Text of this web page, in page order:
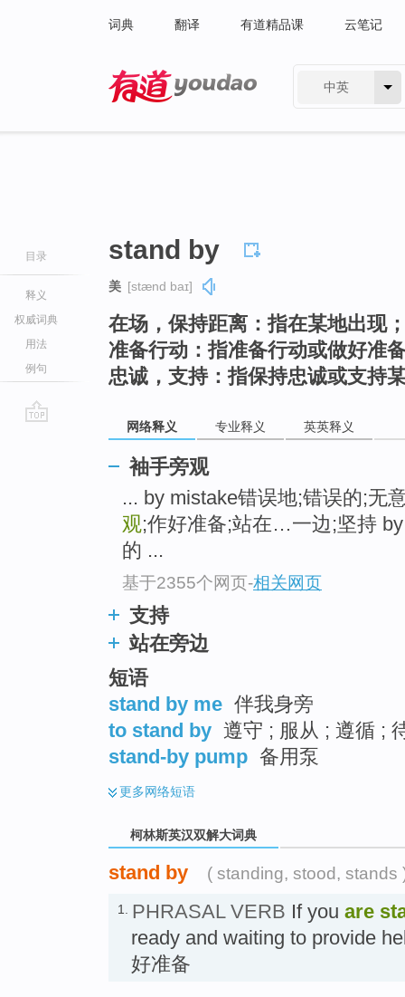
词典 翻译 有道精品课 云笔记
中英
目录
释义
权威词典
用法
例句
stand by
美 [stænd baɪ]
在场，保持距离：指在某地出现
准备行动：指准备行动或做好准
忠诚，支持：指保持忠诚或支持
网络释义 专业释义 英英释义
袖手旁观
... by mistake错误地;错误的;无
观;作好准备;站在…一边;坚持
的 ...
基于2355个网页-相关网页
支持
站在旁边
短语
stand by me 伴我身旁
to stand by 遵守 ; 服从 ; 遵循 ;
stand-by pump 备用泵
更多网络短语
柯林斯英汉双解大词典
stand by ( standing, stood, stands
1. PHRASAL VERB If you are
ready and waiting to provide
好准备